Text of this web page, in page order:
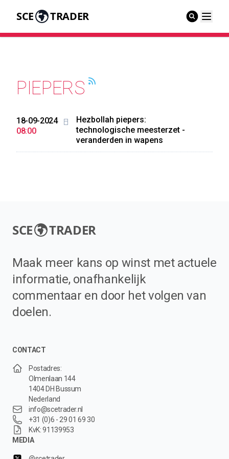
SCE TRADER
PIEPERS
18-09-2024
08:00
Hezbollah piepers:
technologische meesterzet -
veranderden in wapens
SCE TRADER
Maak meer kans op winst met actuele
informatie, onafhankelijk
commentaar en door het volgen van
doelen.
CONTACT
Postadres:
Olmenlaan 144
1404 DH Bussum
Nederland
info@scetrader.nl
+31 (0)6 - 29 01 69 30
KvK: 91139953
MEDIA